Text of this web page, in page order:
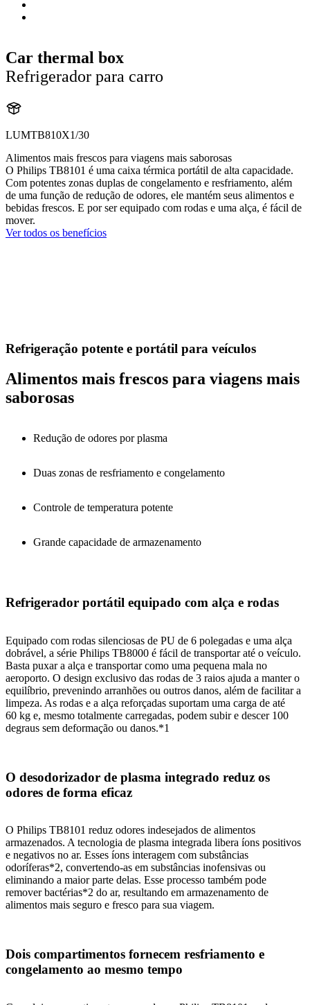
Car thermal box
Refrigerador para carro
LUMTB810X1/30
Alimentos mais frescos para viagens mais saborosas
O Philips TB8101 é uma caixa térmica portátil de alta capacidade.
Com potentes zonas duplas de congelamento e resfriamento, além
de uma função de redução de odores, ele mantém seus alimentos e
bebidas frescos. E por ser equipado com rodas e uma alça, é fácil de
mover.
Ver todos os benefícios
Refrigeração potente e portátil para veículos
Alimentos mais frescos para viagens mais
saborosas
Redução de odores por plasma
Duas zonas de resfriamento e congelamento
Controle de temperatura potente
Grande capacidade de armazenamento
Refrigerador portátil equipado com alça e rodas
Equipado com rodas silenciosas de PU de 6 polegadas e uma alça
dobrável, a série Philips TB8000 é fácil de transportar até o veículo.
Basta puxar a alça e transportar como uma pequena mala no
aeroporto. O design exclusivo das rodas de 3 raios ajuda a manter o
equilíbrio, prevenindo arranhões ou outros danos, além de facilitar a
limpeza. As rodas e a alça reforçadas suportam uma carga de até
60 kg e, mesmo totalmente carregadas, podem subir e descer 100
degraus sem deformação ou danos.*1
O desodorizador de plasma integrado reduz os
odores de forma eficaz
O Philips TB8101 reduz odores indesejados de alimentos
armazenados. A tecnologia de plasma integrada libera íons positivos
e negativos no ar. Esses íons interagem com substâncias
odoríferas*2, convertendo-as em substâncias inofensivas ou
eliminando a maior parte delas. Esse processo também pode
remover bactérias*2 do ar, resultando em armazenamento de
alimentos mais seguro e fresco para sua viagem.
Dois compartimentos fornecem resfriamento e
congelamento ao mesmo tempo